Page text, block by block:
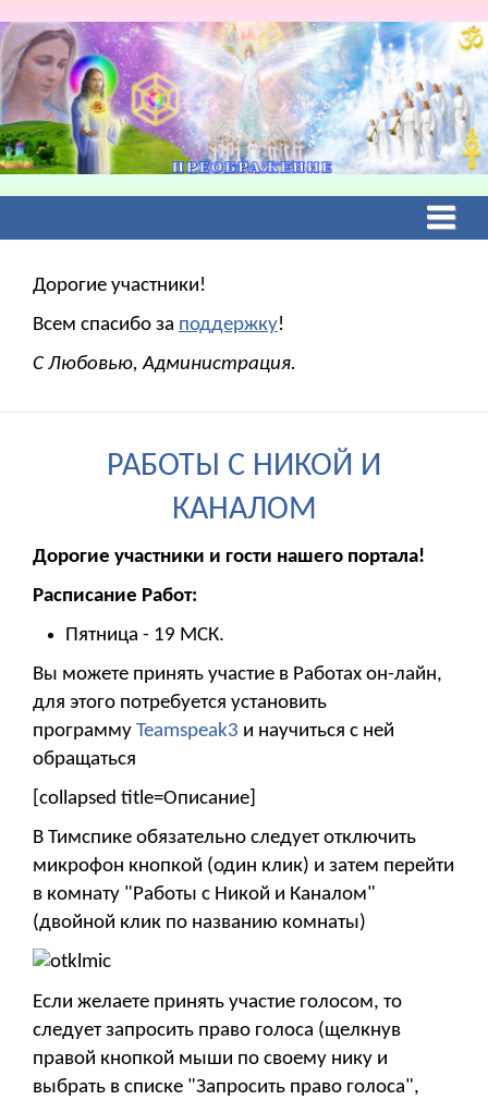
Дорогие участники!
Всем спасибо за поддержку!
С Любовью, Администрация.
РАБОТЫ С НИКОЙ И
КАНАЛОМ
Дорогие участники и гости нашего портала!
Расписание Работ:
Пятница - 19 МСК.
Вы можете принять участие в Работах он-лайн,
для этого потребуется установить
программу Teamspeak3 и научиться с ней
обращаться
[collapsed title=Описание]
В Тимспике обязательно следует отключить
микрофон кнопкой (один клик) и затем перейти
в комнату "Работы с Никой и Каналом"
(двойной клик по названию комнаты)
Если желаете принять участие голосом, то
следует запросить право голоса (щелкнув
правой кнопкой мыши по своему нику и
выбрать в списке "Запросить право голоса",